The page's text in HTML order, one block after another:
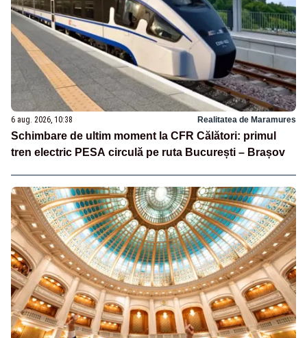
6 aug. 2026, 10:38 Realitatea de Maramures
Schimbare de ultim moment la CFR Călători: primul
tren electric PESA circulă pe ruta București – Brașov